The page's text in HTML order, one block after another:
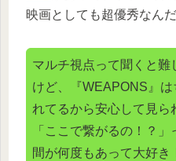
映画としても超優秀なんだ
マルチ視点って聞くと難
けど、『WEAPONS』は
れてるから安心して見ら
「ここで繋がるの！？
間が何度もあって大好き